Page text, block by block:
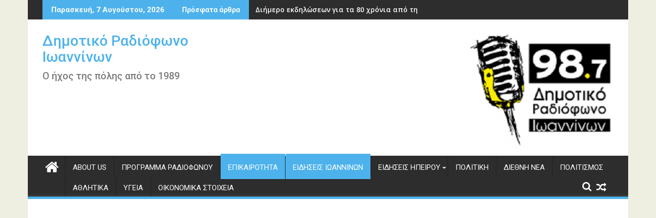
Περάστε
στο
Παρασκευή, 7 Αυγούστου, 2026 Πρόσφατα άρθρα Διήμερο εκδηλώσεων για τα 80 χρόνια από την ίδρυση του ΔΣΕ
Δημοτικό Ραδιόφωνο
Ιωαννίνων
Ο ήχος της πόλης από το 1989
ABOUT US ΠΡΌΓΡΑΜΜΑ ΡΑΔΙΟΦΏΝΟΥ ΕΠΙΚΑΙΡΌΤΗΤΑ ΕΙΔΉΣΕΙΣ ΙΩΑΝΝΊΝΩΝ ΕΙΔΉΣΕΙΣ ΗΠΕΊΡΟΥ ΠΟΛΙΤΙΚΉ ΔΙΕΘΝΉ ΝΈΑ ΠΟΛΙΤΙΣΜΌΣ
ΑΘΛΗΤΙΚΆ ΥΓΕΊΑ ΟΙΚΟΝΟΜΙΚΆ ΣΤΟΙΧΕΊΑ